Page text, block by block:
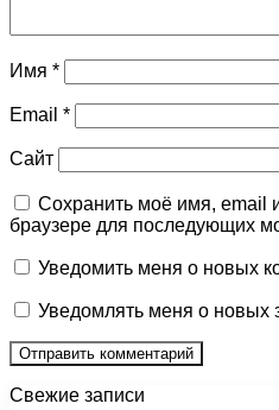
Имя *
Email *
Сайт
Сохранить моё имя, email
браузере для последующих
Уведомить меня о новых
Уведомлять меня о новых
Свежие записи